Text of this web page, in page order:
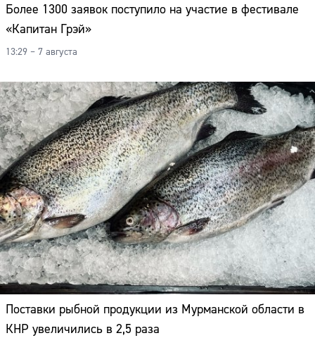
Более 1300 заявок поступило на участие в фестивале
«Капитан Грэй»
13:29 – 7 августа
Поставки рыбной продукции из Мурманской области в
КНР увеличились в 2,5 раза